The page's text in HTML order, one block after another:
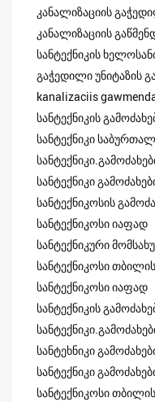
კანალიზაციის
კანალიზაციის
სანტექნიკის
გაჭედილი უნიტაზის
kanalizaciis
სანტექნიკის
სანტექნიკი
სანტექნიკი
სანტექნიკოსის
სანტექნიკოსი იაფად
სანტექნიკური
სანტექნიკოსი
სანტექნიკოსი იაფად
სანტექნიკის
სანტეხნიკი
სანტექნიკი
სანტექნიკოსი